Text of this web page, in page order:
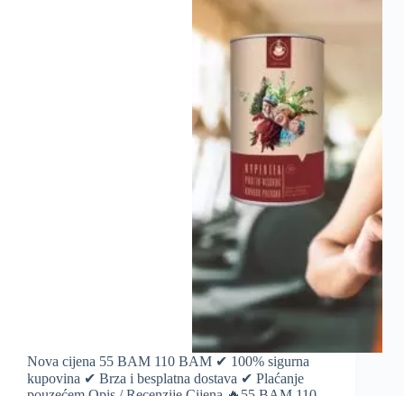
Nova cijena 55 BAM 110 BAM ✔ 100% sigurna
kupovina ✔ Brza i besplatna dostava ✔ Plaćanje